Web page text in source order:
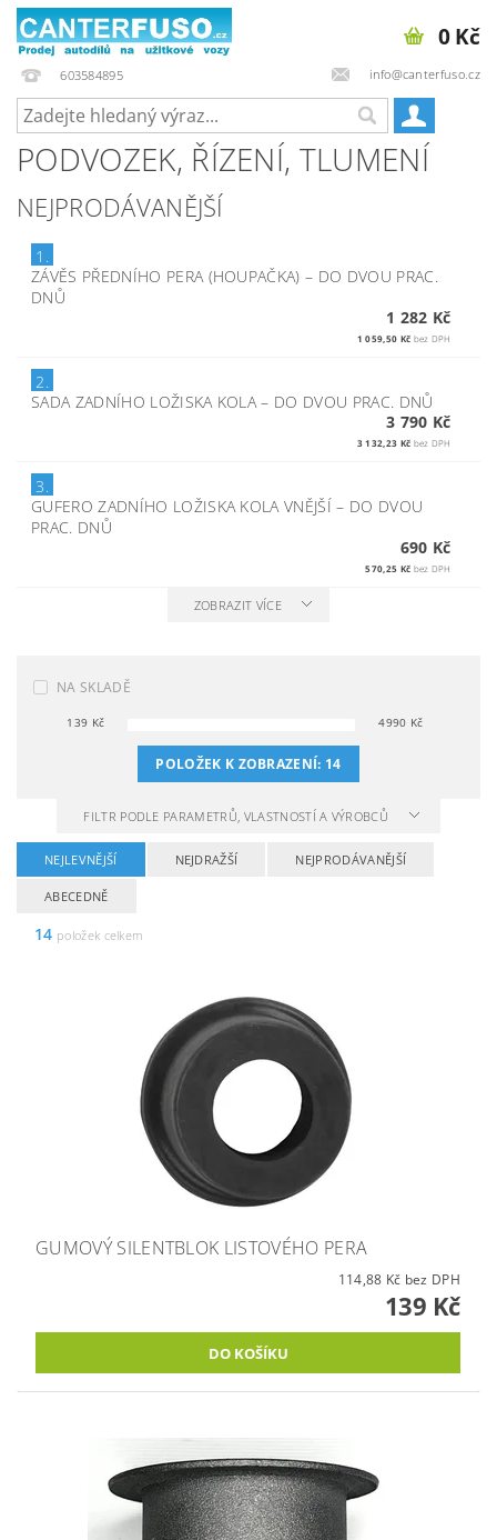
603584895 info@canterfuso.cz
0 Kč
PODVOZEK, ŘÍZENÍ, TLUMENÍ
NEJPRODÁVANĚJŠÍ
1.
ZÁVĚS PŘEDNÍHO PERA (HOUPAČKA)– DO DVOU PRAC.
DNŮ
1 282 Kč
1 059,50 Kč bez DPH
2.
SADA ZADNÍHO LOŽISKA KOLA– DO DVOU PRAC. DNŮ
3 790 Kč
3 132,23 Kč bez DPH
3.
GUFERO ZADNÍHO LOŽISKA KOLA VNĚJŠÍ– DO DVOU
PRAC. DNŮ
690 Kč
570,25 Kč bez DPH
ZOBRAZIT VÍCE
NA SKLADĚ
139 Kč 4990 Kč
POLOŽEK K ZOBRAZENÍ: 14
FILTR PODLE PARAMETRŮ, VLASTNOSTÍ A VÝROBCŮ
NEJLEVNĚJŠÍ NEJDRAŽŠÍ NEJPRODÁVANĚJŠÍ
ABECEDNĚ
14 položek celkem
GUMOVÝ SILENTBLOK LISTOVÉHO PERA
114,88 Kč bez DPH
139 Kč